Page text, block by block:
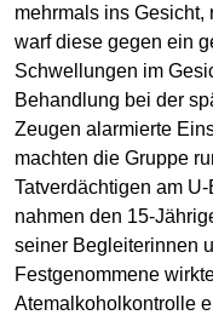
mehrmals ins Gesicht,
warf diese gegen ein
Schwellungen im
Behandlung bei der
Zeugen alarmierte
machten die Gruppe
Tatverdächtigen am
nahmen den 15-
seiner Begleiterinnen
Festgenommene
Atemalkoholkontrolle